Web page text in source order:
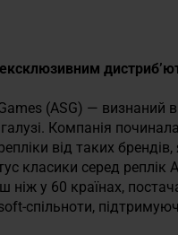
(ASG) — визнаний
Компанія
від таких
класики серед реплік
ніж у 60 країнах,
спільноти,